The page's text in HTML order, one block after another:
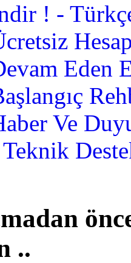
! -
Eden
Ve
Teknik
..